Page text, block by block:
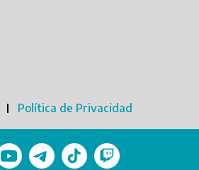
Política de Privacidad